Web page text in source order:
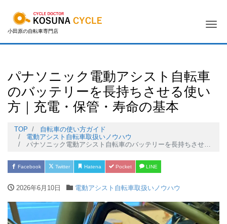
小田原の自転車専門店
パナソニック電動アシスト自転車
のバッテリーを長持ちさせる使い
方｜充電・保管・寿命の基本
TOP
自転車の使い方ガイド
電動アシスト自転車取扱いノウハウ
パナソニック電動アシスト自転車のバッテリーを長持ちさせる使い方｜充電・保管・寿命の基本
Facebook Twitter Hatena Pocket LINE
2026年6月10日 電動アシスト自転車取扱いノウハウ